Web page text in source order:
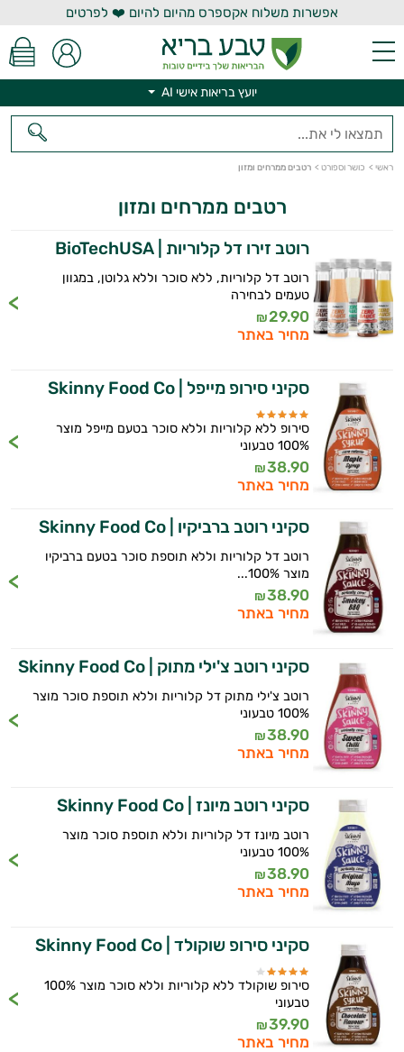
אפשרות משלוח אקספרס מהיום להיום ❤️ לפרטים
יועץ בריאות אישי AI
ראשי > כושר וספורט > רטבים ממרחים ומזון
איכות
השינה
עיכול
כאבים
התאוששות
ומנוחה
שריפת
לספורטאים
משפרי
ביצועים
רטבים ממרחים ומזון
רוטב זירו דל קלוריות | BioTechUSA
רוטב דל קלוריות, ללא סוכר וללא גלוטן, במגוון
טעמים לבחירה
29.90
₪
מחיר באתר
סקיני סירופ מייפל | Skinny Food Co
סירופ ללא קלוריות וללא סוכר בטעם מייפל מוצר
100% טבעוני
38.90
₪
מחיר באתר
סקיני רוטב ברביקיו | Skinny Food Co
רוטב דל קלוריות וללא תוספת סוכר בטעם ברביקיו
מוצר 100%...
38.90
₪
מחיר באתר
סקיני רוטב צ'ילי מתוק | Skinny Food Co
רוטב צ'ילי מתוק דל קלוריות וללא תוספת סוכר מוצר
100% טבעוני
38.90
₪
מחיר באתר
סקיני רוטב מיונז | Skinny Food Co
רוטב מיונז דל קלוריות וללא תוספת סוכר מוצר
100% טבעוני
38.90
₪
מחיר באתר
סקיני סירופ שוקולד | Skinny Food Co
סירופ שוקולד ללא קלוריות וללא סוכר מוצר 100%
טבעוני
39.90
₪
מחיר באתר
יועץ בריאות אישי AI